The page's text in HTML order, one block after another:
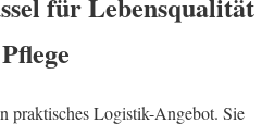
praktisches Logistik-Angebot. Sie